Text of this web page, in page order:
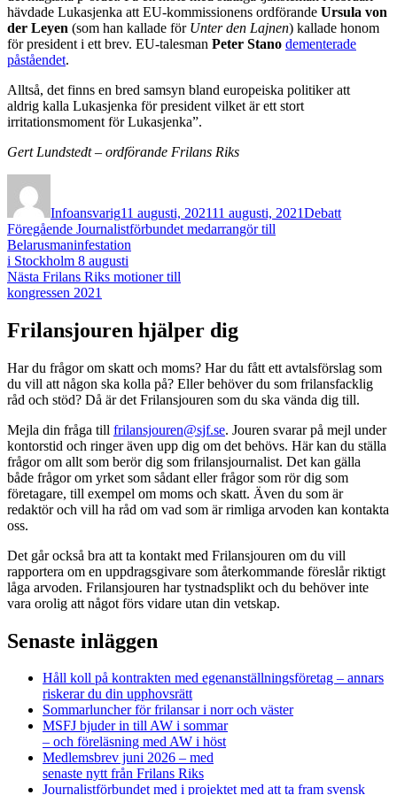
hävdade Lukasjenka att EU-kommissionens ordförande Ursula von
der Leyen (som han kallade för Unter den Lajnen) kallade honom
för president i ett brev. EU-talesman Peter Stano dementerade
påståendet.
Alltså, det finns en bred samsyn bland europeiska politiker att
aldrig kalla Lukasjenka för president vilket är ett stort
irritationsmoment för Lukasjenka”.
Gert Lundstedt – ordförande Frilans Riks
Infoansvarig11 augusti, 202111 augusti, 2021Debatt
Inläggsnavigering
Föregående Föregående
inlägg:
Journalistförbundet medarrangör till
Belarusmaninfestation
i Stockholm 8 augusti
Nästa Nästa
inlägg:
Frilans Riks motioner till
kongressen 2021
Frilansjouren hjälper dig
Har du frågor om skatt och moms? Har du fått ett avtalsförslag som
du vill att någon ska kolla på? Eller behöver du som frilansfacklig
råd och stöd? Då är det Frilansjouren som du ska vända dig till.
Mejla din fråga till frilansjouren@sjf.se. Jouren svarar på mejl under
kontorstid och ringer även upp dig om det behövs. Här kan du ställa
frågor om allt som berör dig som frilansjournalist. Det kan gälla
både frågor om yrket som sådant eller frågor som rör dig som
företagare, till exempel om moms och skatt. Även du som är
redaktör och vill ha råd om vad som är rimliga arvoden kan kontakta
oss.
Det går också bra att ta kontakt med Frilansjouren om du vill
rapportera om en uppdragsgivare som återkommande föreslår riktigt
låga arvoden. Frilansjouren har tystnadsplikt och du behöver inte
vara orolig att något förs vidare utan din vetskap.
Senaste inläggen
Håll koll på kontrakten med egenanställningsföretag – annars
riskerar du din upphovsrätt
Sommarluncher för frilansar i norr och väster
MSFJ bjuder in till AW i sommar
– och föreläsning med AW i höst
Medlemsbrev juni 2026 – med
senaste nytt från Frilans Riks
Journalistförbundet med i projektet med att ta fram svensk